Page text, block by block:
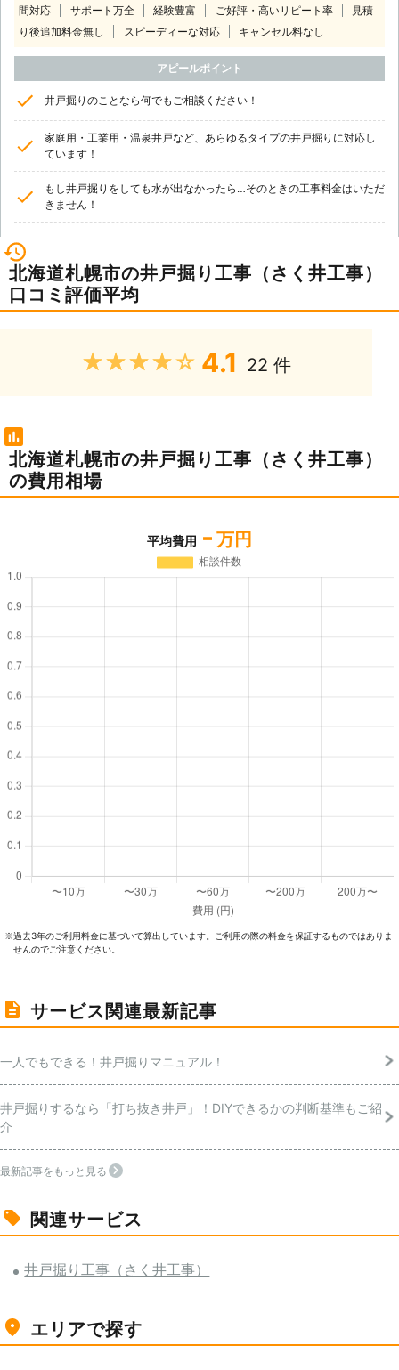
間対応
サポート万全 経験豊富 ご好評・高いリピート率
見積
り後追加料金無し
スピーディーな対応 キャンセル料なし
アピールポイント
井戸掘りのことなら何でもご相談ください！
家庭用・工業用・温泉井戸など、あらゆるタイプの井戸掘りに対応し
ています！
もし井戸掘りをしても水が出なかったら…そのときの工事料金はいただ
きません！
北海道札幌市の井戸掘り工事（さく井工事）
口コミ評価平均
★★★★★ 4.1 22 件
北海道札幌市の井戸掘り工事（さく井工事）
の費用相場
平均費用 - 万円
※過去3年のご利⽤料⾦に基づいて算出しています。ご利⽤の際の料⾦を保証するものではありま
せんのでご注意ください。
サービス関連最新記事
一人でもできる！井戸掘りマニュアル！
井戸掘りするなら「打ち抜き井戸」！DIYできるかの判断基準もご紹
介
最新記事をもっと見る
関連サービス
井戸掘り工事（さく井工事）
エリアで探す